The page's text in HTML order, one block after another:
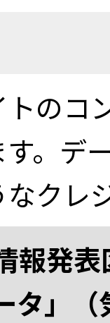
のコ
。デ
クレ
報発
タ」